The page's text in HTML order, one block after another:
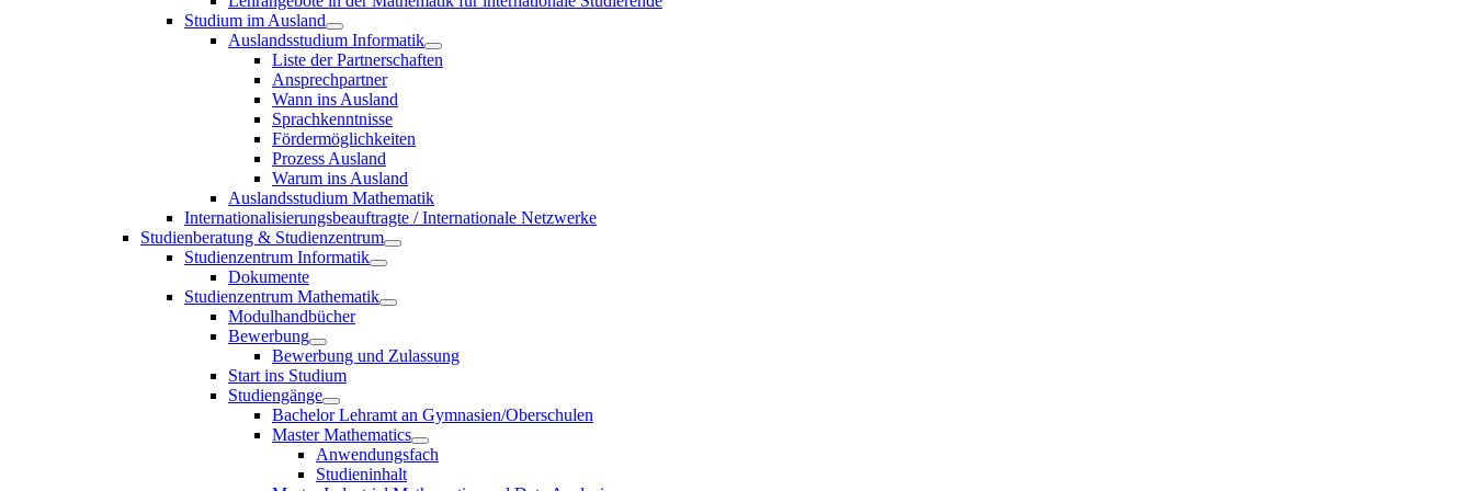
Studium im Ausland
Auslandsstudium Informatik
Liste der Partnerschaften
Ansprechpartner
Wann ins Ausland
Sprachkenntnisse
Fördermöglichkeiten
Prozess Ausland
Warum ins Ausland
Auslandsstudium Mathematik
Internationalisierungsbeauftragte / Internationale Netzwerke
Studienberatung & Studienzentrum
Studienzentrum Informatik
Dokumente
Studienzentrum Mathematik
Modulhandbücher
Bewerbung
Bewerbung und Zulassung
Start ins Studium
Studiengänge
Bachelor Lehramt an Gymnasien/Oberschulen
Master Mathematics
Anwendungsfach
Studieninhalt